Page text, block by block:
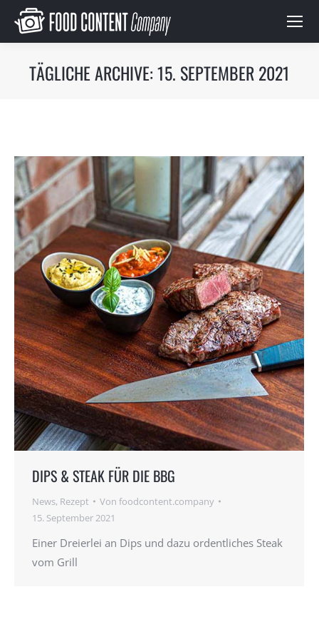
TÄGLICHE ARCHIVE:15. SEPTEMBER 2021
DIPS & STEAK FÜR DIE BBG
News, Rezept Von foodcontent.company
15. September 2021
Einer Dreierlei an Dips und dazu ordentliches Steak
vom Grill